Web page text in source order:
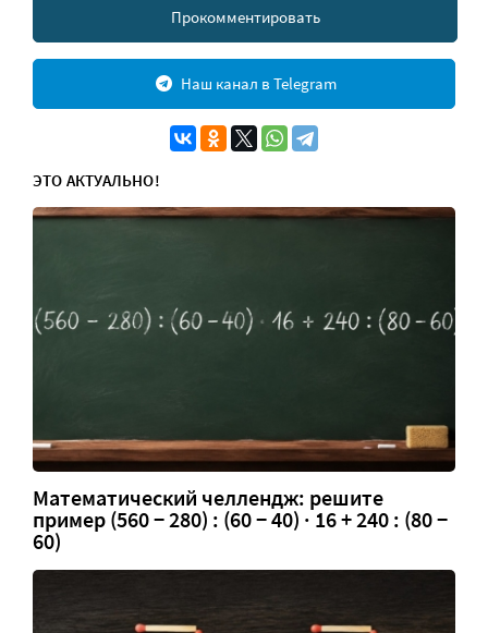
Прокомментировать
Наш канал в Telegram
ЭТО АКТУАЛЬНО!
Математический челлендж: решите
пример (560 − 280) : (60 − 40) · 16 + 240 : (80 −
60)